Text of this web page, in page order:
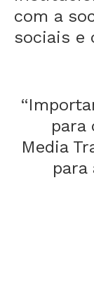
com a
sociais e
para
Media
para